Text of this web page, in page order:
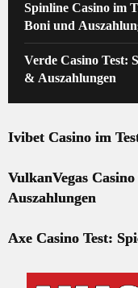
Spinline Casino im
Boni und
Verde Casino Test:
& Auszahlungen
Ivibet Casino im
VulkanVegas
Auszahlungen
Axe Casino Test: